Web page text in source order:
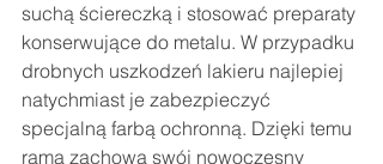
suchą ściereczką i stosować preparaty
konserwujące do metalu. W przypadku
drobnych uszkodzeń lakieru najlepiej
natychmiast je zabezpieczyć
specjalną farbą ochronną. Dzięki temu
rama zachowa swój nowoczesny